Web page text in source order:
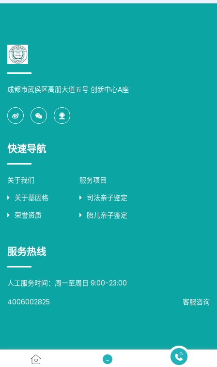
成都市武侯区高朋大道五号 创新中心A座
快速导航
关于我们
关于基因格
荣誉资质
服务项目
司法亲子鉴定
胎儿亲子鉴定
服务热线
人工服务时间：周一至周日 9:00-23:00
4006002825
客服咨询